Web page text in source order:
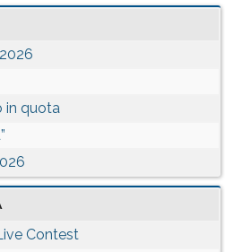
in quota
Contest